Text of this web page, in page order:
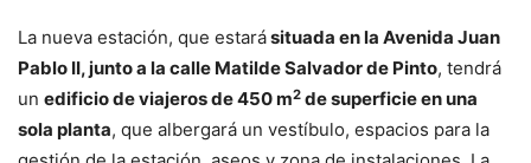
La nueva estación, que estarásituada en la Avenida Juan
Pablo II, junto a la calle Matilde Salvador de Pinto, tendrá
un edificio de viajeros de 450 m2 de superficie en una
sola planta, que albergará un vestíbulo, espacios para la